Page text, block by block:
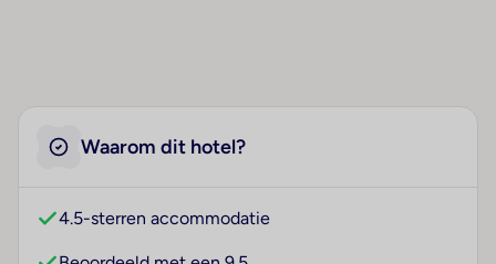
Waarom dit hotel?
4.5-sterren accommodatie